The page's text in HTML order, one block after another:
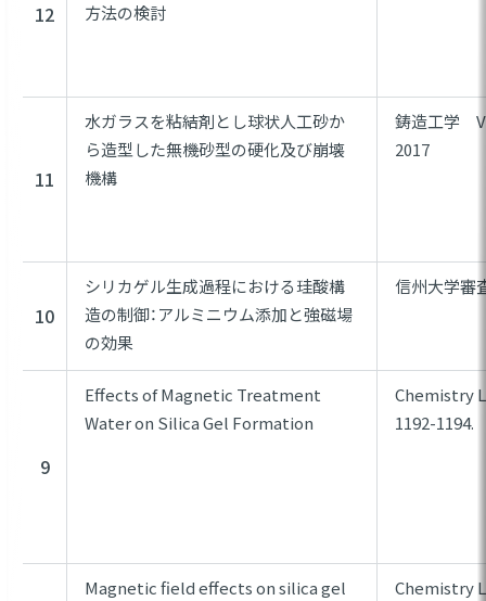
12
方法の検討
11
水ガラスを粘結剤とし球状人工砂か
ら造型した無機砂型の硬化及び崩壊
機構
鋳造工学
2017
10
シリカゲル生成過程における珪酸構
造の制御：アルミニウム添加と強磁場
の効果
信州大学審
9
Effects of Magnetic Treatment
Water on Silica Gel Formation
Chemistry
1192-1194.
Magnetic field effects on silica gel
Chemistry